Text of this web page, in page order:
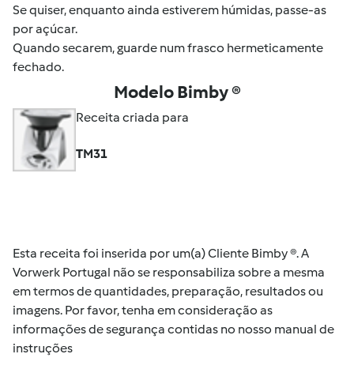
Se quiser, enquanto ainda estiverem húmidas, passe-as
por açúcar.
Quando secarem, guarde num frasco hermeticamente
fechado.
Modelo Bimby ®
Receita criada para
TM31
Esta receita foi inserida por um(a) Cliente Bimby ®. A
Vorwerk Portugal não se responsabiliza sobre a mesma
em termos de quantidades, preparação, resultados ou
imagens. Por favor, tenha em consideração as
informações de segurança contidas no nosso manual de
instruções